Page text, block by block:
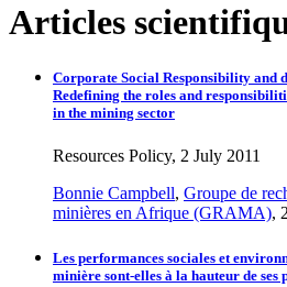
Articles
Corporate Social Responsibility and
Redefining the roles and
in the mining sector
Resources Policy, 2 July 2011
Bonnie Campbell, Groupe de
minières en Afrique (GRAMA),
Les performances sociales et
minière sont-elles à la hauteur de ses